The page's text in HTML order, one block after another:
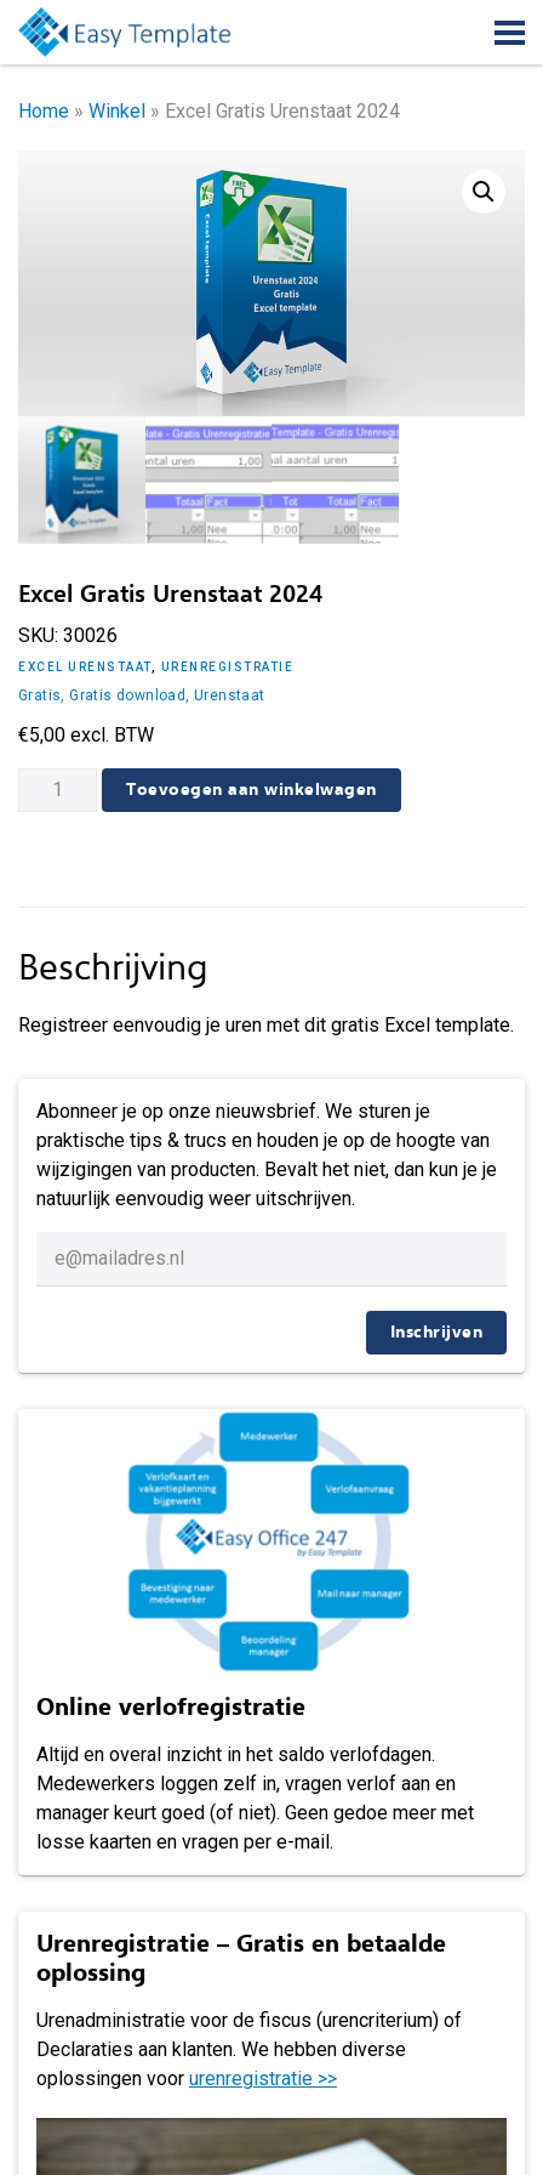
Home » Winkel » Excel Gratis Urenstaat 2024
Excel Gratis Urenstaat 2024
SKU: 30026
EXCEL URENSTAAT, URENREGISTRATIE
Gratis ,Gratis download ,Urenstaat
€5,00 excl. BTW
Excel
Toevoegen aan winkelwagen
Beschrijving
Registreer eenvoudig je uren met dit gratis Excel template.
Abonneer je op onze nieuwsbrief. We sturen je
praktische tips & trucs en houden je op de hoogte van
wijzigingen van producten. Bevalt het niet, dan kun je je
natuurlijk eenvoudig weer uitschrijven.
Inschrijven
Online verlofregistratie
Altijd en overal inzicht in het saldo verlofdagen.
Medewerkers loggen zelf in, vragen verlof aan en
manager keurt goed (of niet). Geen gedoe meer met
losse kaarten en vragen per e-mail.
Urenregistratie – Gratis en betaalde
oplossing
Urenadministratie voor de fiscus (urencriterium) of
Declaraties aan klanten. We hebben diverse
oplossingen voor urenregistratie >>